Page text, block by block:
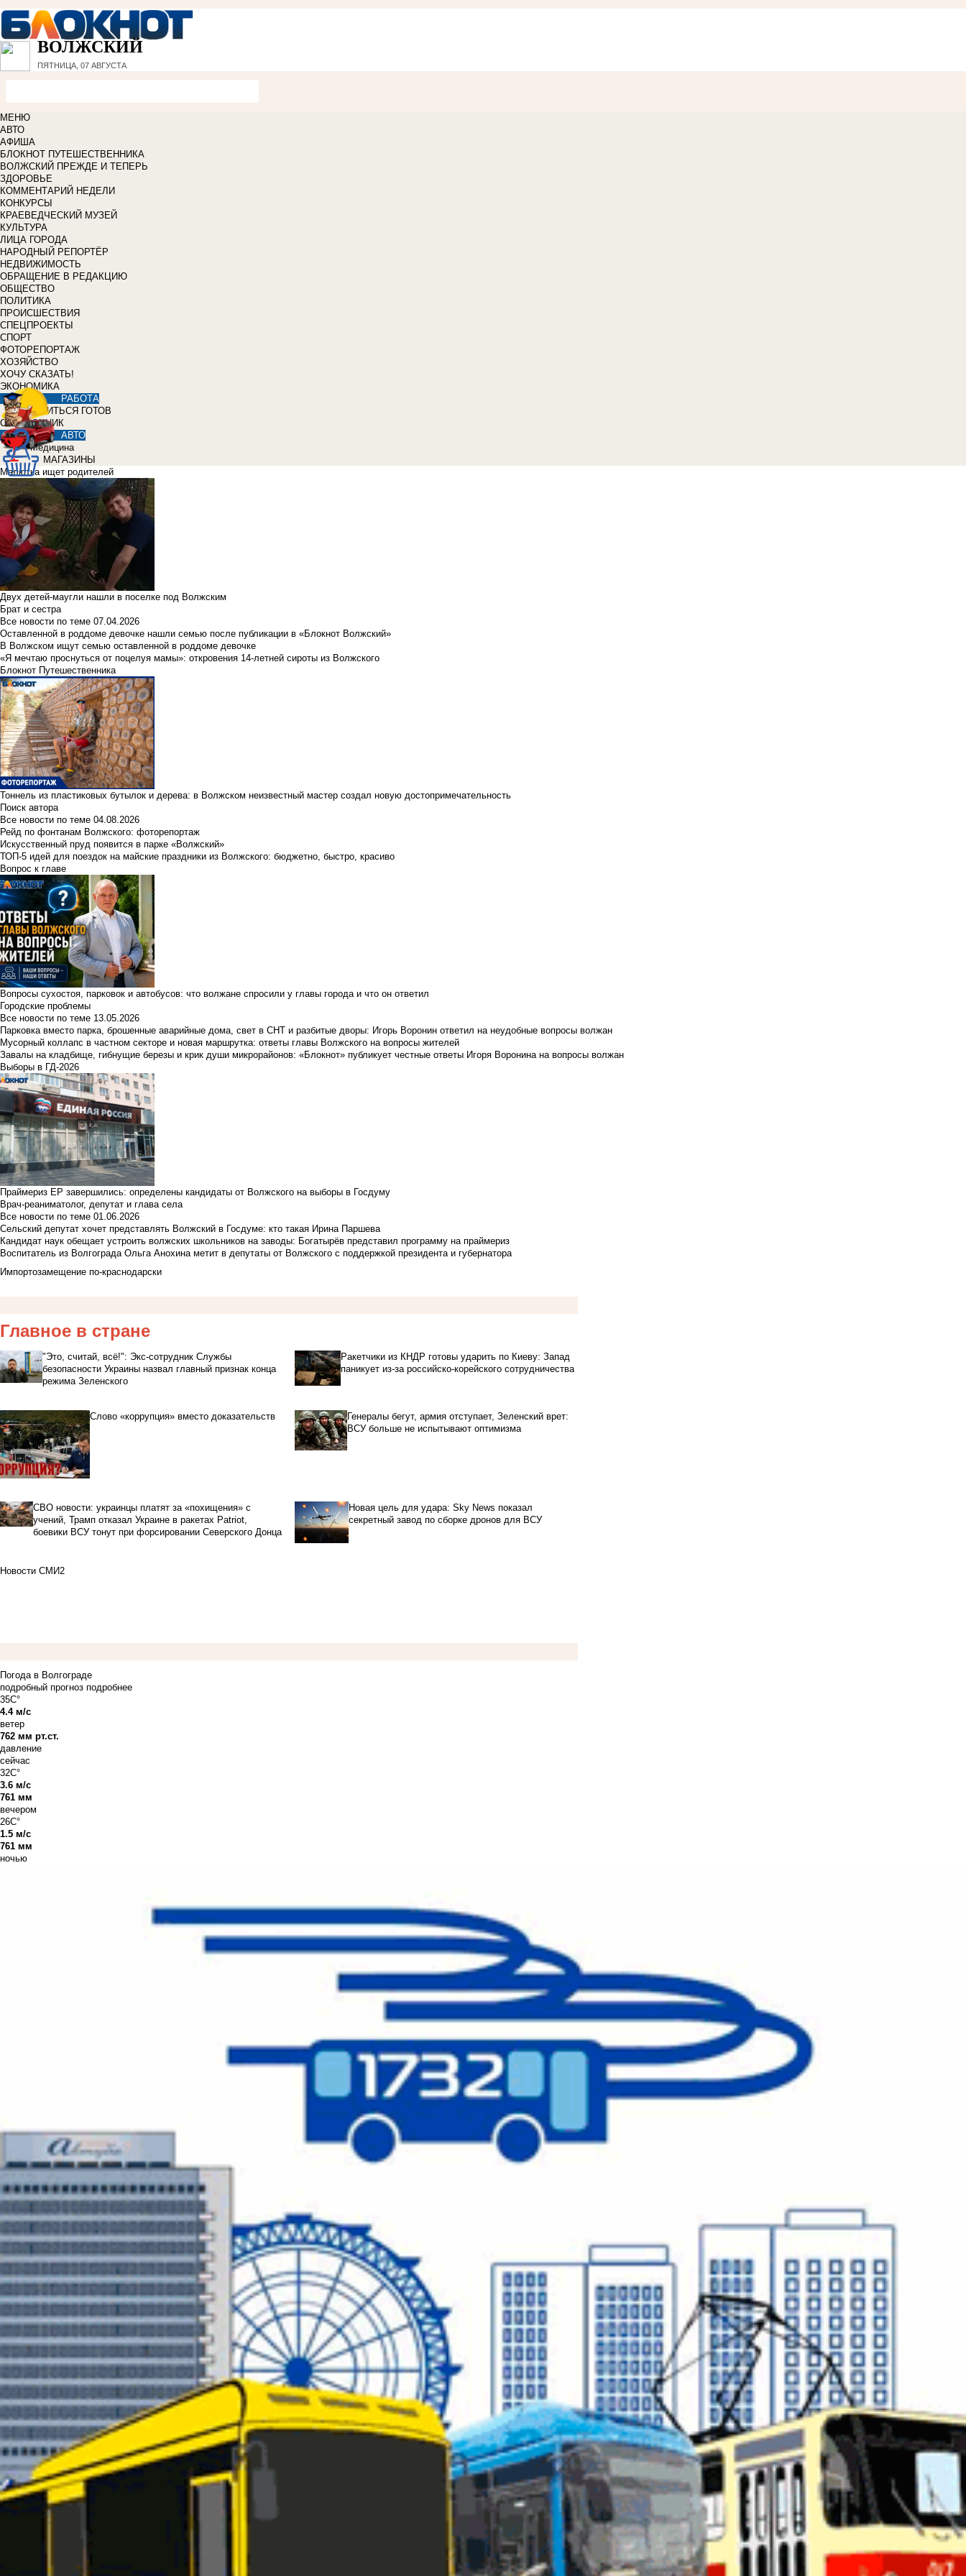
ВОЛЖСКИЙ
ПЯТНИЦА, 07 АВГУСТА
МЕНЮ
АВТО
АФИША
БЛОКНОТ ПУТЕШЕСТВЕННИКА
ВОЛЖСКИЙ ПРЕЖДЕ И ТЕПЕРЬ
ЗДОРОВЬЕ
КОММЕНТАРИЙ НЕДЕЛИ
КОНКУРСЫ
КРАЕВЕДЧЕСКИЙ МУЗЕЙ
КУЛЬТУРА
ЛИЦА ГОРОДА
НАРОДНЫЙ РЕПОРТЁР
НЕДВИЖИМОСТЬ
ОБРАЩЕНИЕ В РЕДАКЦИЮ
ОБЩЕСТВО
ПОЛИТИКА
ПРОИСШЕСТВИЯ
СПЕЦПРОЕКТЫ
СПОРТ
ФОТОРЕПОРТАЖ
ХОЗЯЙСТВО
ХОЧУ СКАЗАТЬ!
ЭКОНОМИКА
РАБОТА
УЧИТЬСЯ ГОТОВ
СПРАВОЧНИК
АВТО
Медицина
МАГАЗИНЫ
Малютка ищет родителей
Двух детей-маугли нашли в поселке под Волжским
Брат и сестра
Все новости по теме 07.04.2026
Оставленной в роддоме девочке нашли семью после публикации в «Блокнот Волжский»
В Волжском ищут семью оставленной в роддоме девочке
«Я мечтаю проснуться от поцелуя мамы»: откровения 14-летней сироты из Волжского
Блокнот Путешественника
Тоннель из пластиковых бутылок и дерева: в Волжском неизвестный мастер создал новую достопримечательность
Поиск автора
Все новости по теме 04.08.2026
Рейд по фонтанам Волжского: фоторепортаж
Искусственный пруд появится в парке «Волжский»
ТОП-5 идей для поездок на майские праздники из Волжского: бюджетно, быстро, красиво
Вопрос к главе
Вопросы сухостоя, парковок и автобусов: что волжане спросили у главы города и что он ответил
Городские проблемы
Все новости по теме 13.05.2026
Парковка вместо парка, брошенные аварийные дома, свет в СНТ и разбитые дворы: Игорь Воронин ответил на неудобные вопросы волжан
Мусорный коллапс в частном секторе и новая маршрутка: ответы главы Волжского на вопросы жителей
Завалы на кладбище, гибнущие березы и крик души микрорайонов: «Блокнот» публикует честные ответы Игоря Воронина на вопросы волжан
Выборы в ГД-2026
Праймериз ЕР завершились: определены кандидаты от Волжского на выборы в Госдуму
Врач-реаниматолог, депутат и глава села
Все новости по теме 01.06.2026
Сельский депутат хочет представлять Волжский в Госдуме: кто такая Ирина Паршева
Кандидат наук обещает устроить волжских школьников на заводы: Богатырёв представил программу на праймериз
Воспитатель из Волгограда Ольга Анохина метит в депутаты от Волжского с поддержкой президента и губернатора
Импортозамещение по-краснодарски
Главное в стране
"Это, считай, всё!": Экс-сотрудник Службы
безопасности Украины назвал главный признак конца
режима Зеленского
Ракетчики из КНДР готовы ударить по Киеву: Запад
паникует из-за российско-корейского сотрудничества
Слово «коррупция» вместо доказательств
Генералы бегут, армия отступает, Зеленский врет:
ВСУ больше не испытывают оптимизма
СВО новости: украинцы платят за «похищения» с
учений, Трамп отказал Украине в ракетах Patriot,
боевики ВСУ тонут при форсировании Северского Донца
Новая цель для удара: Sky News показал
секретный завод по сборке дронов для ВСУ
Новости СМИ2
Погода в Волгограде
подробный прогноз подробнее
35C°
4.4 м/с
ветер
762 мм рт.ст.
давление
сейчас
32C°
3.6 м/с
761 мм
вечером
26C°
1.5 м/с
761 мм
ночью